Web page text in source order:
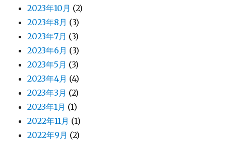
2023年10月 (2)
2023年8月 (3)
2023年7月 (3)
2023年6月 (3)
2023年5月 (3)
2023年4月 (4)
2023年3月 (2)
2023年1月 (1)
2022年11月 (1)
2022年9月 (2)